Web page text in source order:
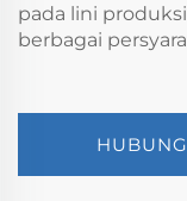
pada lini
berbagai